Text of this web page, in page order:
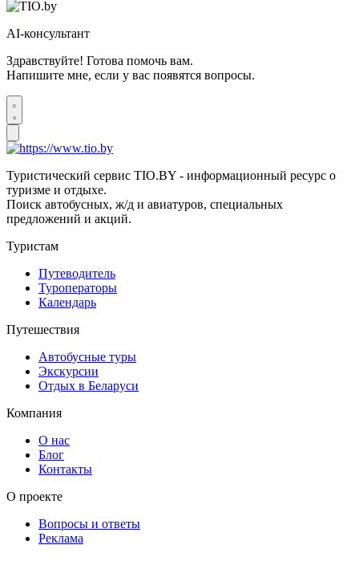
AI-консультант
Здравствуйте! Готова помочь вам.
Напишите мне, если у вас появятся вопросы.
Туристический сервис TIO.BY - информационный ресурс о
туризме и отдыхе.
Поиск автобусных, ж/д и авиатуров, специальных
предложений и акций.
Туристам
Путеводитель
Туроператоры
Календарь
Путешествия
Автобусные туры
Экскурсии
Отдых в Беларуси
Компания
О нас
Блог
Контакты
О проекте
Вопросы и ответы
Реклама